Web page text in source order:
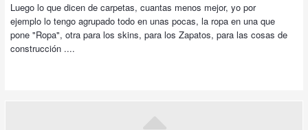
Luego lo que dicen de carpetas, cuantas menos mejor, yo por
ejemplo lo tengo agrupado todo en unas pocas, la ropa en una que
pone "Ropa", otra para los skins, para los Zapatos, para las cosas de
construcción ....